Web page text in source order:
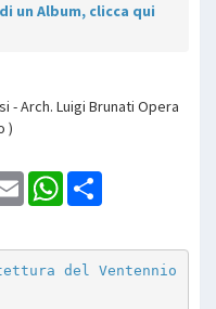
un Album, clicca qui
- Arch. Luigi Brunati Opera
)
Email WhatsApp
del Ventennio